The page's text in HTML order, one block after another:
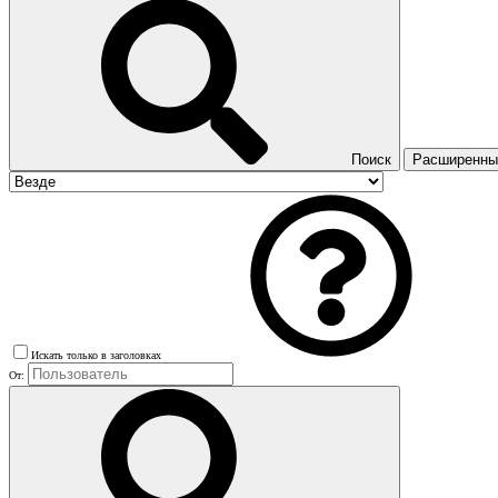
Поиск
Искать только в заголовках
От: